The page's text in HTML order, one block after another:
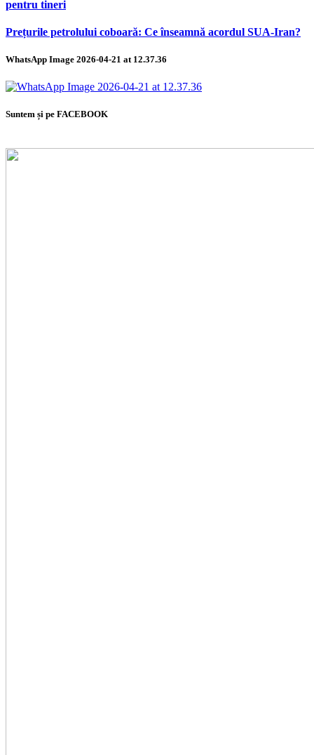
pentru tineri
Prețurile petrolului coboară: Ce înseamnă acordul SUA-Iran?
WhatsApp Image 2026-04-21 at 12.37.36
Suntem și pe FACEBOOK